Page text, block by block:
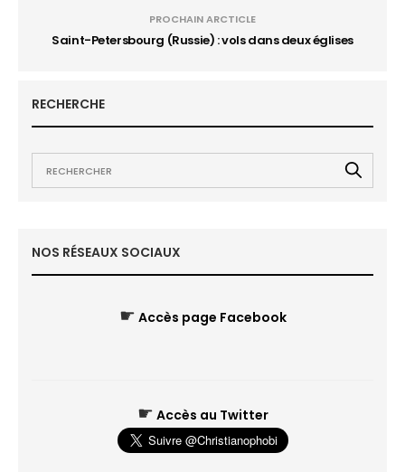
PROCHAIN ARCTICLE
Saint-Petersbourg (Russie) : vols dans deux églises
RECHERCHE
NOS RÉSEAUX SOCIAUX
☛ Accès page Facebook
☛ Accès au Twitter